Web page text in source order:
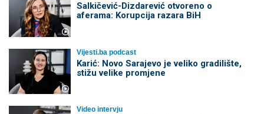
Salkičević-Dizdarević otvoreno o
aferama: Korupcija razara BiH
Vijesti.ba podcast
Karić: Novo Sarajevo je veliko gradilište,
stižu velike promjene
Video intervju